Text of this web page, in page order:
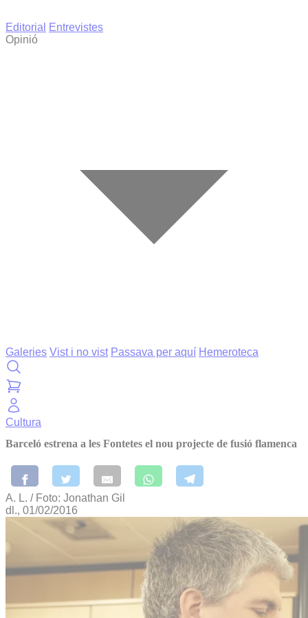
Editorial
Entrevistes
Opinió
Galeries Vist i no vist Passava per aquí Hemeroteca
Cultura
Barceló estrena a les Fontetes el nou projecte de fusió flamenca
A. L. / Foto: Jonathan Gil
dl., 01/02/2016